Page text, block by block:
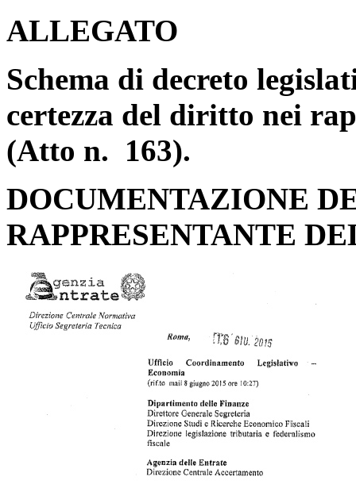
ALLEGATO
Schema di decreto
certezza del diritto nei
(Atto n. 163).
DOCUMENTAZIONE
RAPPRESENTANTE